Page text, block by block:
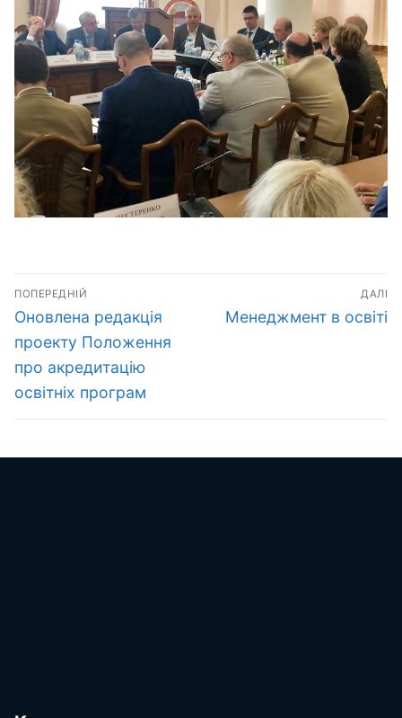
Навігація
записів
ПОПЕРЕДНІЙ
Попередній
запис:
Оновлена редакція
проекту Положення
про акредитацію
освітніх програм
ДАЛІ
Наступний
Менеджмент в освіті